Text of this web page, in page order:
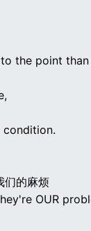
the point than
们的麻烦
OUR